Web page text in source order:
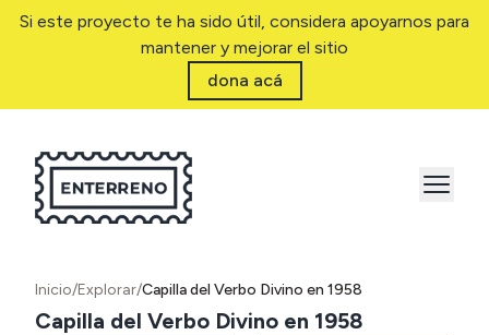
Si este proyecto te ha sido útil, considera apoyarnos para
mantener y mejorar el sitio
dona acá
Inicio/Explorar/Capilla del Verbo Divino en 1958
Capilla del Verbo Divino en 1958